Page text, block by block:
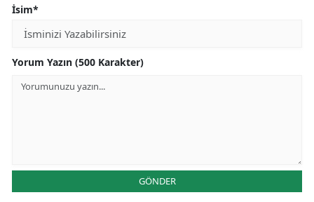
İsim*
Yorum Yazın (500 Karakter)
GÖNDER